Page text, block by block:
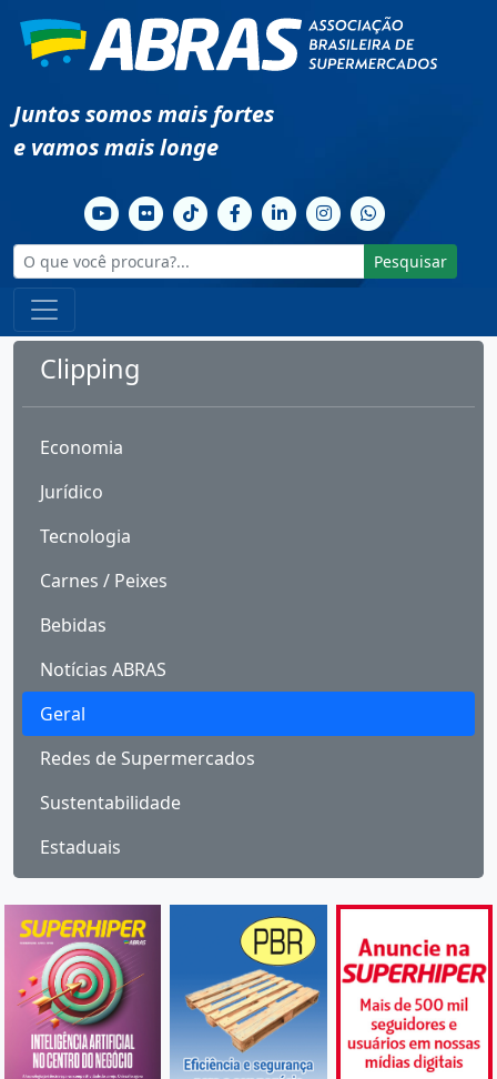
Juntos somos mais fortes
e vamos mais longe
Pesquisar
Clipping
Economia
Jurídico
Tecnologia
Carnes / Peixes
Bebidas
Notícias ABRAS
Geral
Redes de Supermercados
Sustentabilidade
Estaduais